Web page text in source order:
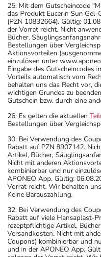
25: Mit dem Gutscheincode
das Produkt Eucerin Sun
(PZN 10832664). Gültig:
der Vorrat reicht. Nicht
Bücher,
Bestellungen über
Aktionsvorteilen
einzulösen unter
Eingabe des Gutscheincodes
Vorteils automatisch vom
behalten uns das Recht vor,
wichtigen Grundes zu
Gutschein bzw. durch eine
26: Es gelten die aktuellen
Bestellungen über
30: Bei Verwendung des
Rabatt auf PZN 8907142.
Artikel, Bücher,
Nicht mit anderen
kombinierbar und nur
APONEO App. Gültig:
Vorrat reicht. Wir behalten
Keine Barauszahlung.
32: Bei Verwendung des
Rabatt auf viele Hansaplast-
rezeptpflichtige Artikel,
Versandkosten. Nicht mit
Coupons) kombinierbar und
und in der APONEO App.